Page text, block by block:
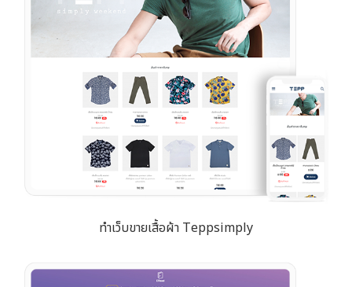
ทำเว็บขายเสื้อผ้า Teppsimply